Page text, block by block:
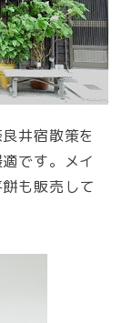
井宿散策を
です。メイ
も販売して